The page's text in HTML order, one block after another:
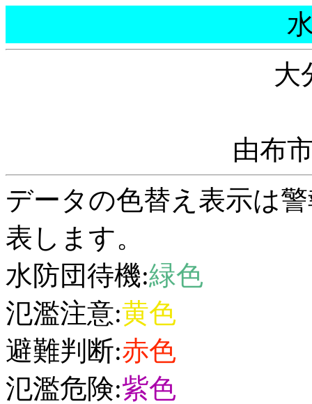
大
由布
データの色替え表示は
表します。
水防団待機:緑色
氾濫注意:黄色
避難判断:赤色
氾濫危険:紫色